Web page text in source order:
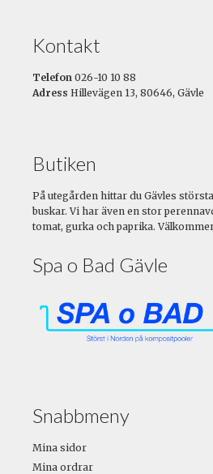
Kontakt
Telefon 026-10 10 88
Adress Hillevägen 13, 80646, Gävle
Butiken
På utegården hittar du Gävles
buskar. Vi har även en stor
tomat, gurka och paprika.
Spa o Bad Gävle
Snabbmeny
Mina sidor
Mina ordrar